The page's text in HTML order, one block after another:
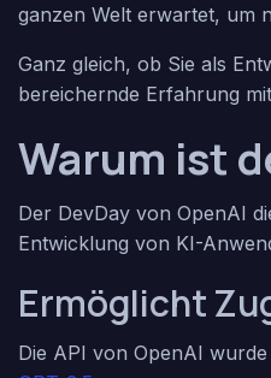
ganzen Welt erwartet, um
Ganz gleich, ob Sie als
bereichernde Erfahrung
Warum ist
Der DevDay von OpenAI
Entwicklung von KI-
Ermöglicht
Die API von OpenAI